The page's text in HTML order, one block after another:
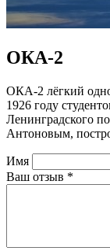
ОКА-2
ОКА-2 лёгкий
1926 году
Ленинградского
Антоновым,
Имя
Ваш отзыв *